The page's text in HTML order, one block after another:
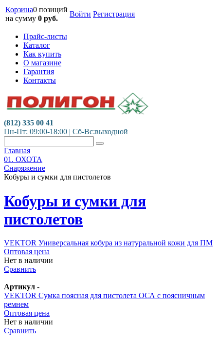
Корзина0 позиций
на сумму 0 руб.
Войти Регистрация
Прайс-листы
Каталог
Как купить
О магазине
Гарантия
Контакты
(812) 335 00 41
Пн-Пт: 09:00-18:00 | Сб-Вс:выходной
Главная
01. ОХОТА
Снаряжение
Кобуры и сумки для пистолетов
Кобуры и сумки для
пистолетов
VEKTOR Универсальная кобура из натуральной кожи для ПМ
Оптовая цена
Нет в наличии
Сравнить
Артикул -
VEKTOR Сумка поясная для пистолета ОСА с поясничным
ремнем
Оптовая цена
Нет в наличии
Сравнить